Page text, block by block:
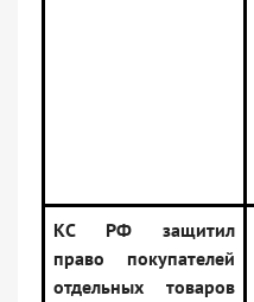
КС РФ защитил
право покупателей
отдельных товаров